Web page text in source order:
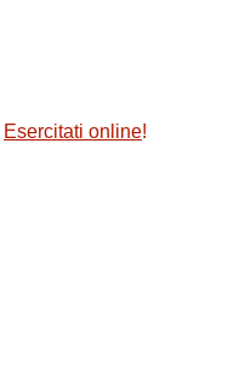
Esercitati online!